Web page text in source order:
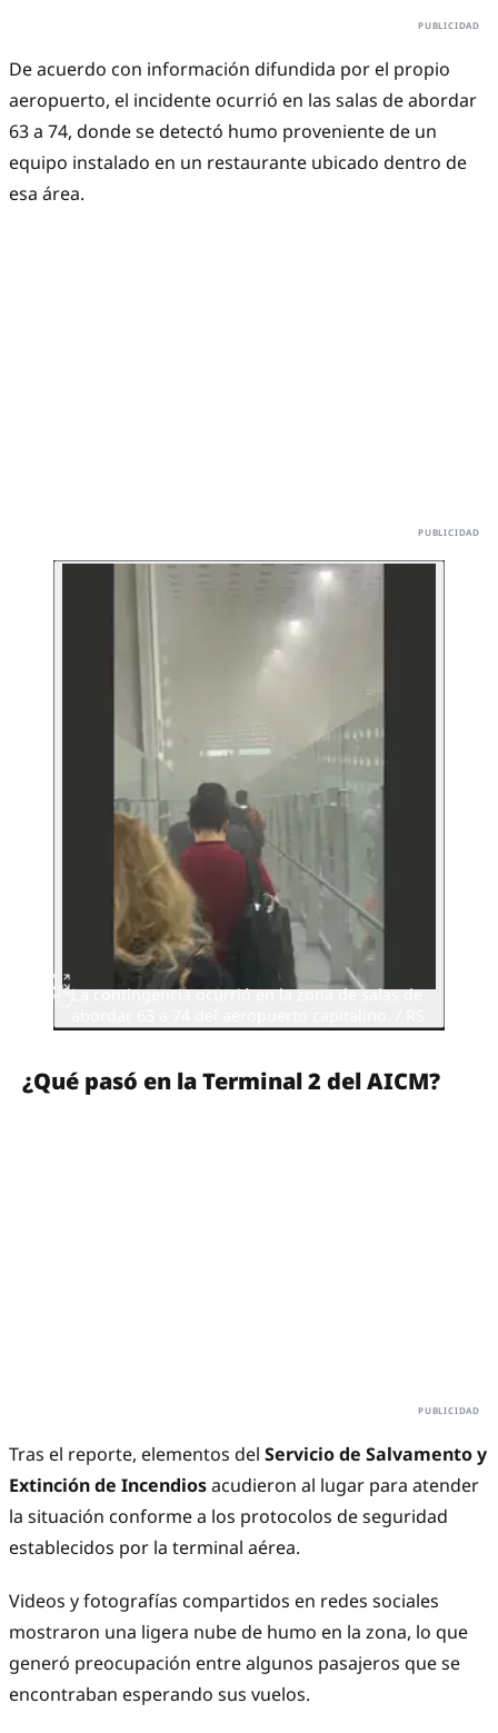
De acuerdo con información difundida por el propio
aeropuerto, el incidente ocurrió en las salas de abordar
63 a 74, donde se detectó humo proveniente de un
equipo instalado en un restaurante ubicado dentro de
esa área.
La contingencia ocurrió en la zona de salas de
¿Qué pasó en la Terminal 2 del AICM?
Tras el reporte, elementos del Servicio de Salvamento y
Extinción de Incendiosacudieron al lugar para atender
la situación conforme a los protocolos de seguridad
establecidos por la terminal aérea.
Videos y fotografías compartidos en redes sociales
mostraron una ligera nube de humo en la zona, lo que
generó preocupación entre algunos pasajeros que se
encontraban esperando sus vuelos.